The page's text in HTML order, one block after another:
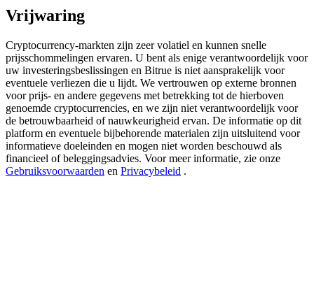
Share 500000 CASHCAT prize pool
Exclusive for BitMart Users
Register & Trade to Win 500,000 USDT
Precious Metals Trading Carnival
Trade Gold & Silver · 33,333 USDT Bonus
Vrijwaring
Cryptocurrency-markten zijn zeer volatiel en kunnen snelle
prijsschommelingen ervaren. U bent als enige verantwoordelijk voor
uw investeringsbeslissingen en Bitrue is niet aansprakelijk voor
eventuele verliezen die u lijdt. We vertrouwen op externe bronnen
voor prijs- en andere gegevens met betrekking tot de hierboven
genoemde cryptocurrencies, en we zijn niet verantwoordelijk voor
de betrouwbaarheid of nauwkeurigheid ervan. De informatie op dit
platform en eventuele bijbehorende materialen zijn uitsluitend voor
informatieve doeleinden en mogen niet worden beschouwd als
financieel of beleggingsadvies. Voor meer informatie, zie onze
Gebruiksvoorwaarden en Privacybeleid .